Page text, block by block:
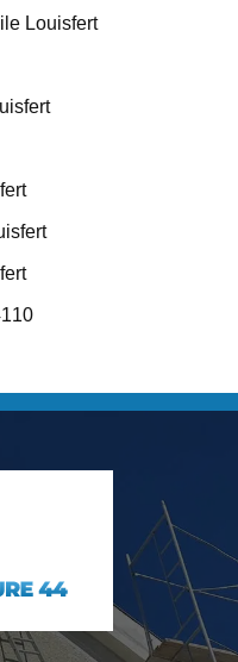
Louisfert